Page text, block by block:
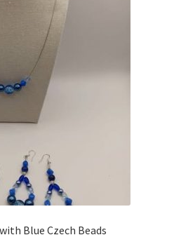
Blue Czech Beads